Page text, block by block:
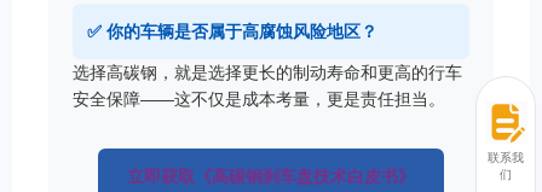
✅ 你的车辆是否属于高腐蚀风险地区？
选择高碳钢，就是选择更长的制动寿命和更高的行车
安全保障——这不仅是成本考量，更是责任担当。
立即获取《高碳钢刹车盘技术白皮书》
联系我
们